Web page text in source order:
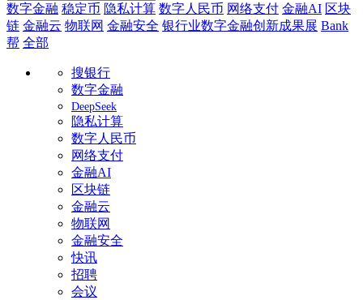
数字金融 稳定币 隐私计算 数字人民币 网络支付 金融AI 区块
链 金融云 物联网 金融安全 银行业数字金融创新成果展 Bank
帮 全部
搜银行
数字金融
DeepSeek
隐私计算
数字人民币
网络支付
金融AI
区块链
金融云
物联网
金融安全
快讯
招聘
会议